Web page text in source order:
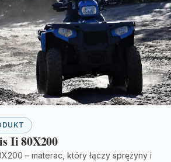
Ii 80X200
– materac, który łączy sprężyny i